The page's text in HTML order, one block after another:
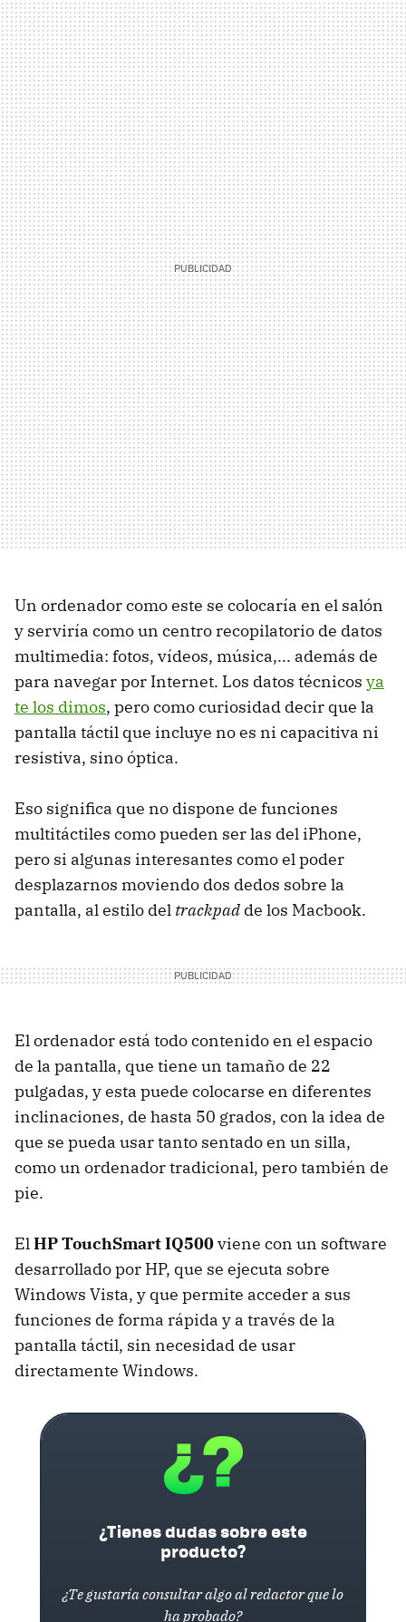
Un ordenador como este se colocaría en el salón
y serviría como un centro recopilatorio de datos
multimedia: fotos, vídeos, música,... además de
para navegar por Internet. Los datos técnicos ya
te los dimos, pero como curiosidad decir que la
pantalla táctil que incluye no es ni capacitiva ni
resistiva, sino óptica.
Eso significa que no dispone de funciones
multitáctiles como pueden ser las del iPhone,
pero si algunas interesantes como el poder
desplazarnos moviendo dos dedos sobre la
pantalla, al estilo del trackpad de los Macbook.
El ordenador está todo contenido en el espacio
de la pantalla, que tiene un tamaño de 22
pulgadas, y esta puede colocarse en diferentes
inclinaciones, de hasta 50 grados, con la idea de
que se pueda usar tanto sentado en un silla,
como un ordenador tradicional, pero también de
pie.
ElHP TouchSmart IQ500viene con un software
desarrollado por HP, que se ejecuta sobre
Windows Vista, y que permite acceder a sus
funciones de forma rápida y a través de la
pantalla táctil, sin necesidad de usar
directamente Windows.
¿Tienes dudas sobre este
producto?
¿Te gustaría consultar algo al redactor que lo
ha probado?